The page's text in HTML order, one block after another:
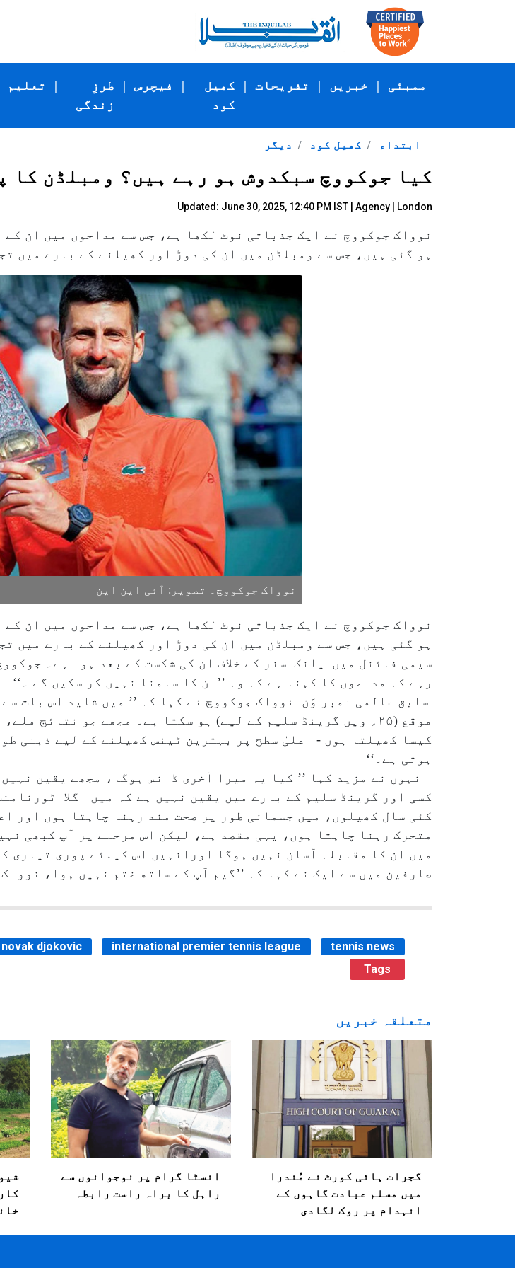
تعلیم |
طرزِ
زندگی
| فیچرس |
کھیل
کود
| تفریحات | خبریں | ممبئی
دیگر کھیل کود ابتداء
کیا جوکووچ سبکدوش ہو رہے ہیں؟ ومبلڈن کا
Updated: June 30, 2025, 12:40 PM IST | Agency | London
نوواک جوکووچ نے ایک جذباتی نوٹ لکھا ہے، جس سے مداحوں میں ان
ہو گئی ہیں، جس سے ومبلڈن میں ان کی دوڑ اور کھیلنے کے بارے میں
نوواک جوکووچ۔ تصویر: آئی این این
نوواک جوکووچ نے ایک جذباتی نوٹ لکھا ہے، جس سے مداحوں میں ان
ہو گئی ہیں، جس سے ومبلڈن میں ان کی دوڑ اور کھیلنے کے بارے میں
سیمی فائنل میں یانک سنر کے خلاف ان کی شکست کے بعد ہوا ہے۔
رہے کہ مداحوں کا کہنا ہے کہ وہ ’’ان کا سامنا نہیں کر سکیں گے ۔‘‘
سابق عالمی نمبر وَن نوواک جوکووچ نے کہا کہ ’’ میں شاید اس بات
موقع (۲۵؍ ویں گرینڈ سلیم کے لیے) ہو سکتا ہے۔ مجھے جو نتائج
کیسا کھیلتا ہوں - اعلیٰ سطح پر بہترین ٹینس کھیلنے کے لیے ذہنی
ہوتی ہے۔‘‘
انہوں نے مزید کہا ’’ کیا یہ میرا آخری ڈانس ہوگا، مجھے یقین
کسی اور گرینڈ سلیم کے بارے میں یقین نہیں ہے کہ میں اگلا
کئی سال کھیلوں، میں جسمانی طور پر صحت مند رہنا چاہتا ہوں اور
متحرک رہنا چاہتا ہوں، یہی مقصد ہے، لیکن اس مرحلے پر آپ کبھی
میں ان کا مقابلہ آسان نہیں ہوگا اورانہیں اس کیلئے پوری تیاری
صارفین میں سے ایک نے کہا کہ ’’گیم آپ کے ساتھ ختم نہیں ہوا،
novak djokovic international premier tennis league
tennis news
Tags
متعلقہ خبریں
گجرات ہائی کورٹ نے مُندرا
میں مسلم عبادت گاہوں کے
انہدام پر روک لگادی
انسٹا گرام پر نوجوانوں سے
راہل کا براہ راست رابطہ